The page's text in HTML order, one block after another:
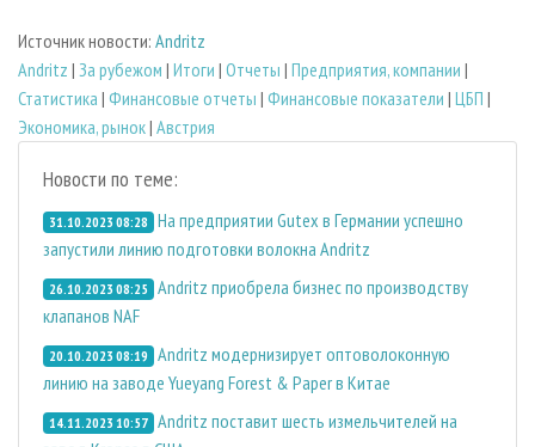
Источник новости: Andritz
Andritz | За рубежом | Итоги | Отчеты | Предприятия, компании |
Статистика | Финансовые отчеты | Финансовые показатели | ЦБП |
Экономика, рынок| Австрия
Новости по теме:
31.10.2023 08:28 На предприятии Gutex в Германии успешно
запустили линию подготовки волокна Andritz
26.10.2023 08:25 Andritz приобрела бизнес по производству
клапанов NAF
20.10.2023 08:19 Andritz модернизирует оптоволоконную
линию на заводе Yueyang Forest & Paper в Китае
14.11.2023 10:57 Andritz поставит шесть измельчителей на